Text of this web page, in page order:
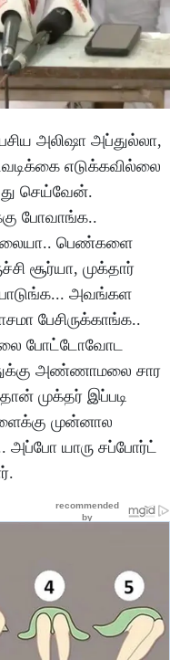
அலிஷா அப்துல்லா,
எடுக்கவில்லை
செய்வேன்.
போவாங்க..
பெண்களை
சூர்யா, முக்தார்
அவங்கள
பேசிருக்காங்க..
போட்டோவோட
அண்ணாமலை சார
முக்தர் இப்படி
முன்னால
அப்போ யாரு சப்போர்ட்